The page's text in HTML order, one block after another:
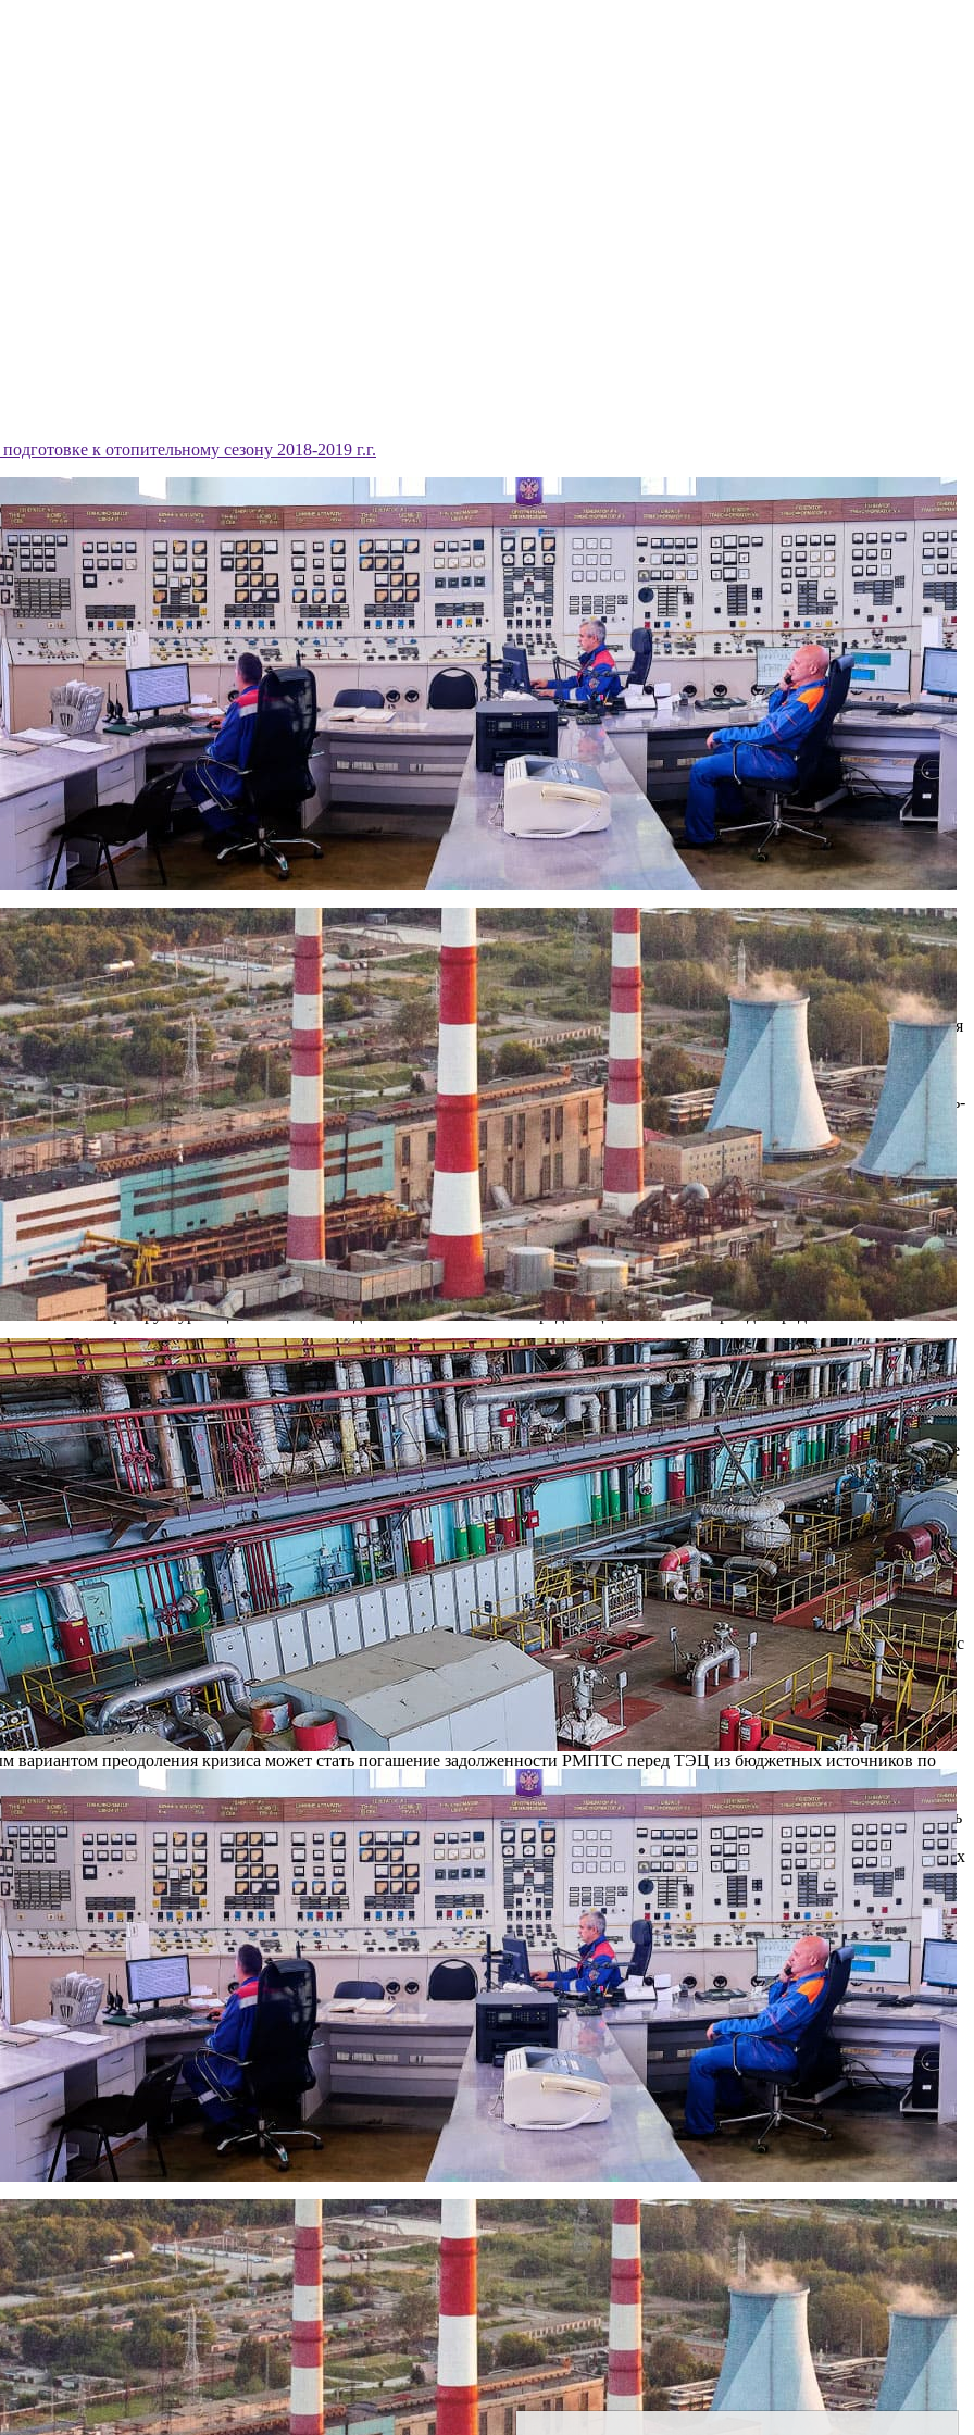
к отопительному сезону 2018-2019 г.г.
о подготовке к отопительному сезону 2018-2019 г.г.
к отопительному сезону 2018-2019 г.г. Теплофикационное оборудование ТЭЦ, которое участвует в теплоснабжении
турбиной №4. Коллектив теплоэлектроцентрали прилагает все усилия для модернизации оборудования, поддержания
и качественного обеспечения города теплом.
муниципального предприятия тепловых сетей (РМПТС) перед ТЭЦ и возникшего в результате нарастания долгов
перед ТЭЦ достигла 311,6 миллионов руб. Полное отсутствие оплаты за отпущенное тепло в течение 4-х месяцев (за апрель-
от исполнения своих договорных обязательств. Станции вынуждена сегодня бесплатно, за свой счет обеспечивать
ремонтных работ и инвестиционной программы из собственных ресурсов и дорогостоящих банковских кредитов, то есть
режим недофинансирования для технологически сложного и затратного предприятия как ТЭЦ продолжаться не может.
неплатежеспособности по ее договорным обязательствам. Тогда ТЭЦ уже не сможет обеспечивать поставки тепла для МУП
осуществлять оплату по закупкам газового топлива, финансировать ремонты по подготовке к новому отопительному
периодически дестабилизируют систему теплоснабжения города. Такие ситуации возникали в 2007, 2010, 2016 годах.
перед ТЭЦ превышала полмиллиарда рублей, привел к прекращению поставок газа на ТЭЦ, приостановке работы
воды в трех районах города. В результате депутаты гордумы в 2010 году отправили главу администрации Рязани в
соглашения о реструктуризации погашения задолженности РМПТС перед ТЭЦ на 7-летний период с предоставлением
сценария 2010 года, поскольку значительная часть населения (до 98% потребителей) является добросовестными
куда РМПТС направляет полученные от населения деньги за поставленное тепло и горячую воду, если они не доходят
Рязани, счетная палата, депутатский корпус и другие контролирующие органы допускают возможность нецелевого
тепла для города? По имеющейся информации, РМПТС допускает неравномерное (непропорциональное) распределение
поставщиками энергоресурсов. В итоге- одни из них, занимая «привилегированное» положение, получают больше, другие
статус единой теплоснабжающей организации в Рязани и, занимая доминирующее положение, намеренно
своими правами монополиста. При этом муниципальное предприятие не учитывает, что такие действия могут повлечь
тепловой энергии. Известны также факты задержки перечисления на счета МУП «РМПТС» платежей населения со
к обострению ситуации.
со стороны МУП «РМПТС» договорных обязательств по оплате, сложившуюся ситуацию следует расценивать
МУП РМПТС, имеющее статус единой теплоснабжающей организации в городе, обязана обеспечить надежное и
очередь, администрация г.Рязани в силу требований ст.6 ФЗ «О теплоснабжении» и ст. 16 ФЗ «Об общих принципах
обязана организовать бесперебойное теплоснабжение потребителей областного центра и контроль за исполнением
и администрация г.Рязани несут всю полноту ответственности за обеспечение города теплом. Станция направила в адрес
о подписании соглашения, регулирующего поэтапную оплату долгов. О проблеме нарастания задолженности
и заместитель председателя правительства Рязанской области О.Л.Харивский. Подготовлены иски для направления в
прокуратуру. Пока каких-либо конкретных решений со стороны РМПТС и городских властей по погашению долгов не
увеличение задолженности перед ТЭЦ в текущем году по итогам третьего квартала до 431,2 млн. руб., по итогам
погашение долгов со стороны РМПТС за счет новых банковских кредитов приведет к ухудшению финансового положения
вариантом преодоления кризиса может стать погашение задолженности РМПТС перед ТЭЦ из бюджетных источников по
области Н.В.Любимову с просьбой поставить проблему неплатежей под контроль правительства региона и предпринять
города в преддверии отопительного сезона. Коллектив ТЭЦ надеется, что задолженность РМПТС за поставленную
областных, муниципальных или банковских гарантий и жители Рязани встретят осенне-зимний период в теплых
с помощью формы обратной связи
дом 23